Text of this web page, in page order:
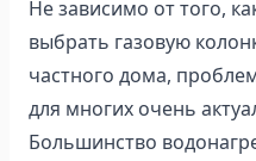
Не зависимо от того,
выбрать газовую
частного дома,
для многих очень
Большинство